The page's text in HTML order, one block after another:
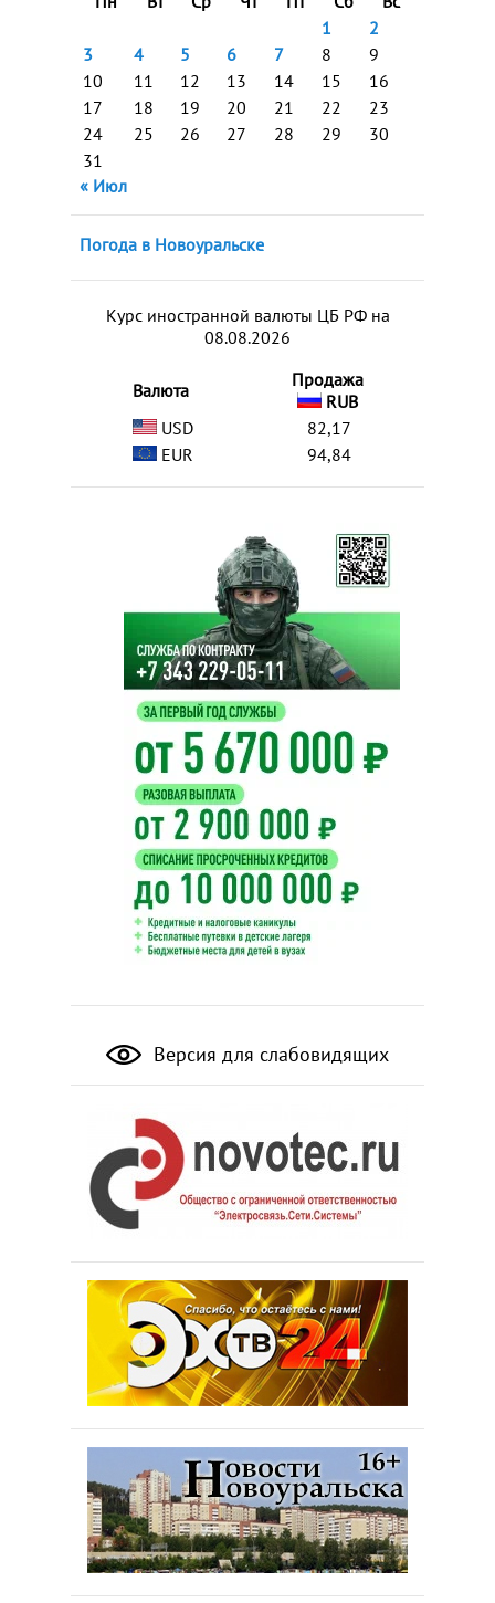
1
2
3
4 5 6 7 8
9
10
11 12 13 14 15
16
17
18 19 20 21 22
23
24
25 26 27 28 29
30
31
« Июл
Погода в Новоуральске
Курс иностранной валюты ЦБ РФ на
08.08.2026
Валюта
Продажа
RUB
USD
82,17
EUR
94,84
Версия для слабовидящих